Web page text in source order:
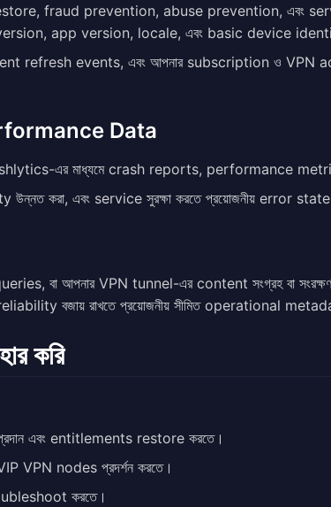
fraud prevention, abuse prevention, এবং
app version, locale, এবং basic device
events, এবং আপনার subscription ও VPN
Data
এর মাধ্যমে crash reports, performance
করা, এবং service সুরক্ষা করতে প্রয়োজনীয় error
বা আপনার VPN tunnel-এর content সংগ্রহ বা
বজায় রাখতে প্রয়োজনীয় সীমিত operational
করি
এবং entitlements restore করতে।
VPN nodes প্রদর্শন করতে।
করতে।